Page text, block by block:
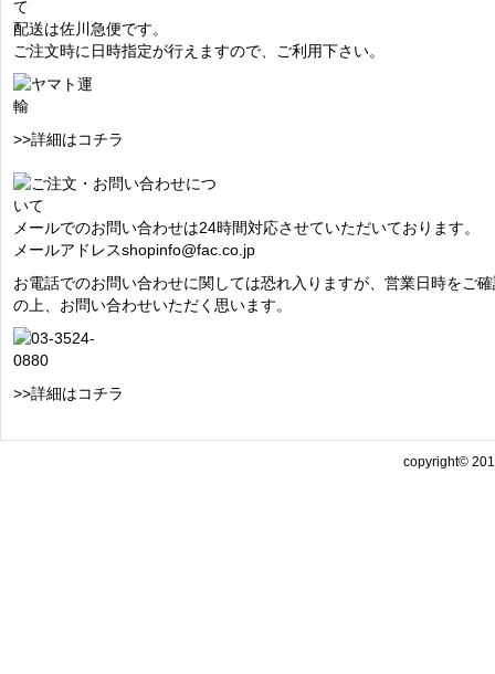
配送は佐川急便です。
ご注文時に日時指定が行えますので、ご利用下さい。
>>詳細はコチラ
メールでのお問い合わせは24時間対応させていただいております。
メールアドレスshopinfo@fac.co.jp
お電話でのお問い合わせに関しては恐れ入りますが、営業日時をご
の上、お問い合わせいただく思います。
>>詳細はコチラ
copyright©